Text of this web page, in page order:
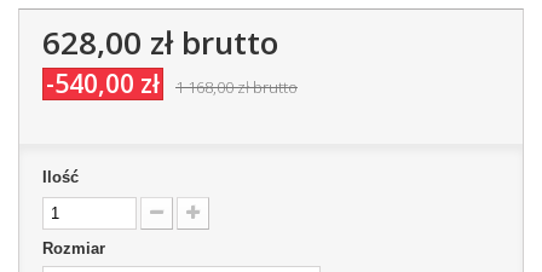
628,00 złbrutto
-540,00 zł 1 168,00 złbrutto
Ilość
Rozmiar